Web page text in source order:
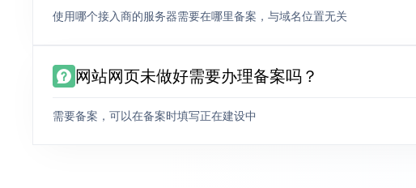
使用哪个接入商的服务器需要在哪里备案，与域名位置无关
网站网页未做好需要办理备案吗？
需要备案，可以在备案时填写正在建设中